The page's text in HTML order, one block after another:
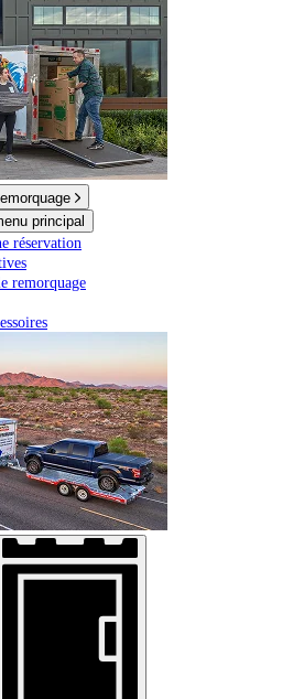
principal
réservation
remorquage